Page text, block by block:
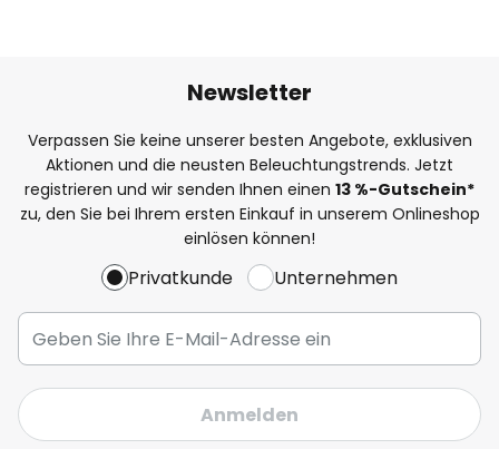
Newsletter
Verpassen Sie keine unserer besten Angebote, exklusiven
Aktionen und die neusten Beleuchtungstrends. Jetzt
registrieren und wir senden Ihnen einen 13 %-Gutschein*
zu, den Sie bei Ihrem ersten Einkauf in unserem Onlineshop
einlösen können!
Privatkunde Unternehmen
Anmelden